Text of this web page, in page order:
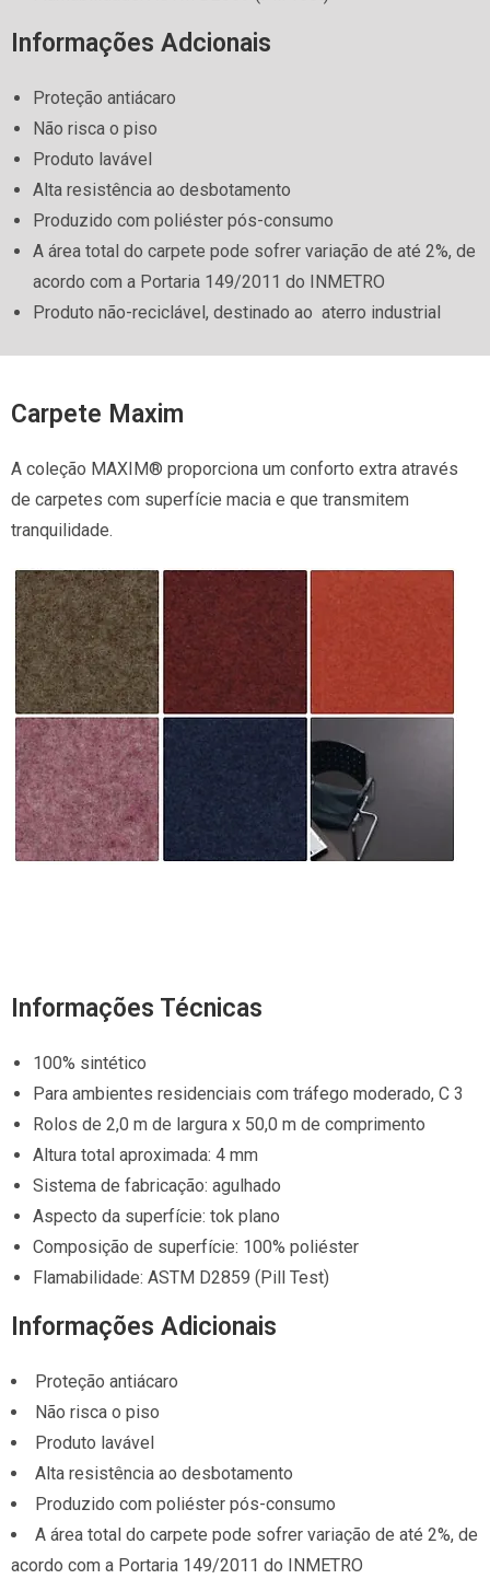
Informações Adcionais
Proteção antiácaro
Não risca o piso
Produto lavável
Alta resistência ao desbotamento
Produzido com poliéster pós-consumo
A área total do carpete pode sofrer variação de até 2%, de
acordo com a Portaria 149/2011 do INMETRO
Produto não-reciclável, destinado ao aterro industrial
Carpete Maxim
A coleção MAXIM® proporciona um conforto extra através
de carpetes com superfície macia e que transmitem
tranquilidade.
Informações Técnicas
100% sintético
Para ambientes residenciais com tráfego moderado, C 3
Rolos de 2,0 m de largura x 50,0 m de comprimento
Altura total aproximada: 4 mm
Sistema de fabricação: agulhado
Aspecto da superfície: tok plano
Composição de superfície: 100% poliéster
Flamabilidade: ASTM D2859 (Pill Test)
Informações Adicionais
Proteção antiácaro
Não risca o piso
Produto lavável
Alta resistência ao desbotamento
Produzido com poliéster pós-consumo
A área total do carpete pode sofrer variação de até 2%, de
acordo com a Portaria 149/2011 do INMETRO